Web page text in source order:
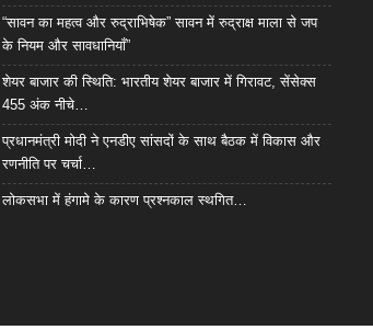
“सावन का महत्व और रुद्राभिषेक” सावन में रुद्राक्ष माला से जप
के नियम और सावधानियाँ”
शेयर बाजार की स्थिति: भारतीय शेयर बाजार में गिरावट, सेंसेक्स
455 अंक नीचे…
प्रधानमंत्री मोदी ने एनडीए सांसदों के साथ बैठक में विकास और
रणनीति पर चर्चा…
लोकसभा में हंगामे के कारण प्रश्नकाल स्थगित…